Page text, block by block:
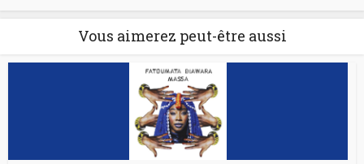
Vous aimerez peut-être aussi